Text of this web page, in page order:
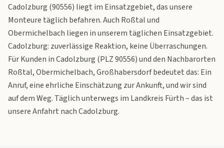
Cadolzburg (90556) liegt im Einsatzgebiet, das unsere
Monteure täglich befahren. Auch Roßtal und
Obermichelbach liegen in unserem täglichen Einsatzgebiet.
Cadolzburg: zuverlässige Reaktion, keine Überraschungen.
Für Kunden in Cadolzburg (PLZ 90556) und den Nachbarorten
Roßtal, Obermichelbach, Großhabersdorf bedeutet das: Ein
Anruf, eine ehrliche Einschätzung zur Ankunft, und wir sind
auf dem Weg. Täglich unterwegs im Landkreis Fürth – das ist
unsere Anfahrt nach Cadolzburg.